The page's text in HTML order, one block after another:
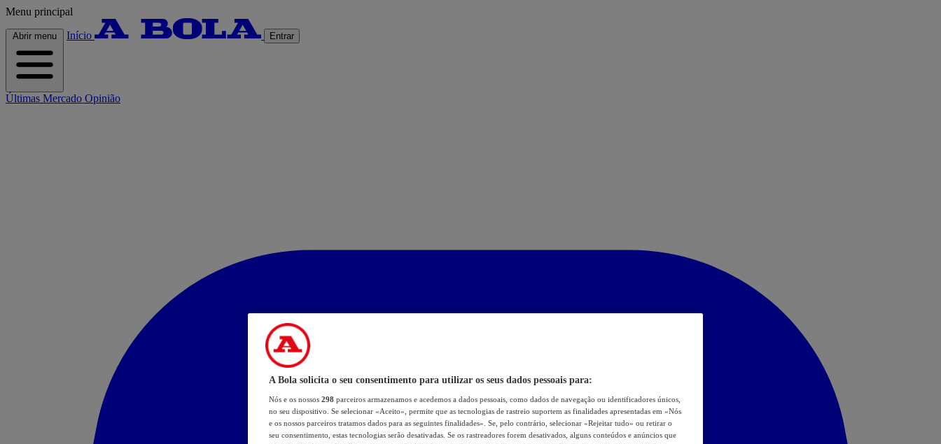
Menu principal
Abrir menu Início Entrar
Últimas Mercado Opinião
A Bola solicita o seu consentimento para utilizar os seus dados pessoais para:
Nós e os nossos 298 parceiros armazenamos e acedemos a dados pessoais, como dados de navegação ou identificadores únicos,
no seu dispositivo. Se selecionar «Aceito», permite que as tecnologias de rastreio suportem as finalidades apresentadas em «Nós
e os nossos parceiros tratamos dados para as seguintes finalidades». Se, pelo contrário, selecionar «Rejeitar tudo» ou retirar o
seu consentimento, estas tecnologias serão desativadas. Se os rastreadores forem desativados, alguns conteúdos e anúncios que